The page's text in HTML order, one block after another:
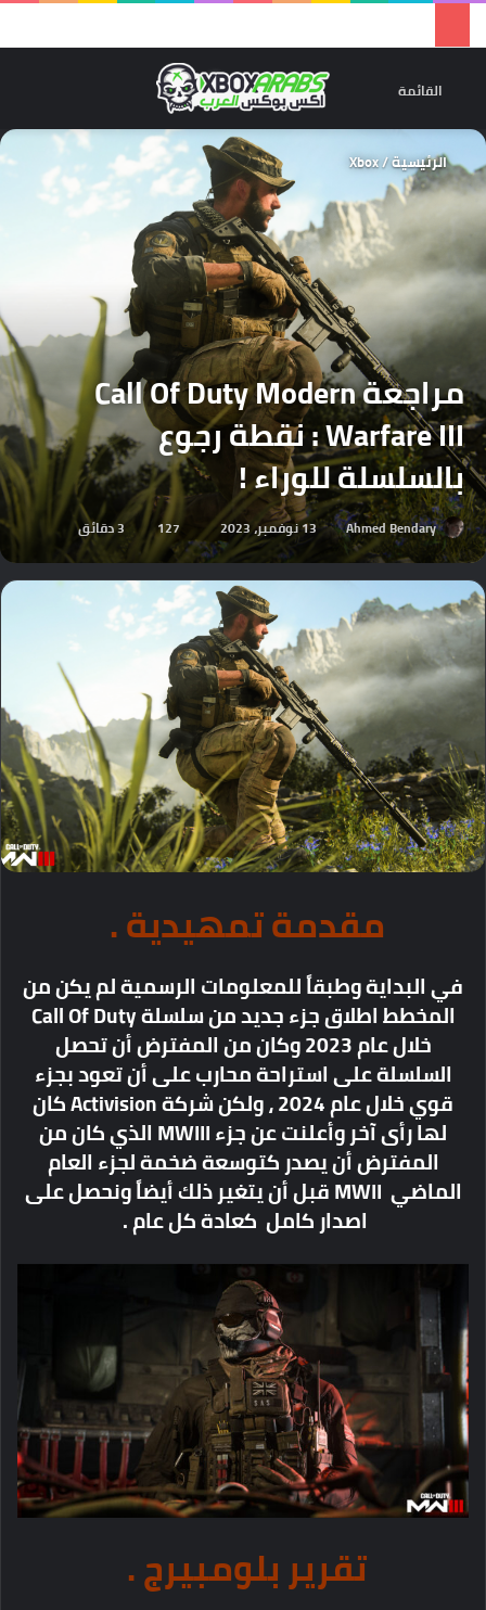
القائمة
الرئيسية/
Xbox
مراجعة Call Of Duty Modern
Warfare III : نقطة رجوع
بالسلسلة للوراء !
Ahmed Bendary 13 نوفمبر، 2023 127 3 دقائق
مقدمة تمهيدية .
في البداية وطبقاً للمعلومات الرسمية لم يكن من
المخطط اطلاق جزء جديد من سلسلة Call Of Duty
خلال عام 2023 وكان من المفترض أن تحصل
السلسلة على استراحة محارب على أن تعود بجزء
قوي خلال عام 2024 ، ولكن شركة Activision كان
لها رأى آخر وأعلنت عن جزء MWIII الذي كان من
المفترض أن يصدر كتوسعة ضخمة لجزء العام
الماضي MWII قبل أن يتغير ذلك أيضاً ونحصل على
اصدار كامل كعادة كل عام .
تقرير بلومبيرج .